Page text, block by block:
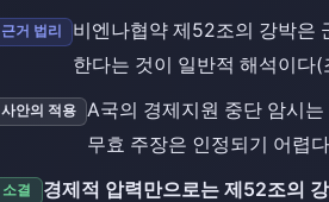
근거 법리
비엔나협약 제52조의 강박은
한다는 것이 일반적 해석이다
사안의 적용
A국의 경제지원 중단 암시
무효 주장은 인정되기 어렵
소결 경제적 압력만으로는 제52조의